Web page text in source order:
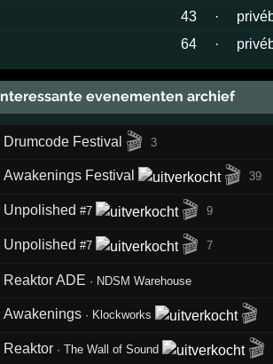
43
·
64
·
evenementen archief
Drumcode Festival 🎬 3
Awakenings Festival 🎬 39
Unpolished#7 🎬 9
Unpolished#7 🎬 7
Reaktor ADE · NDSM Warehouse
Awakenings · Klockworks 🎬
Reaktor ·The Wall of Sound 🎬